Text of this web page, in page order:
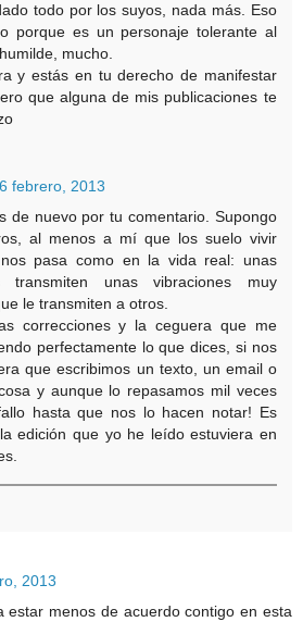
todo por los suyos, nada más. Eso
porque es un personaje tolerante al
mucho.
y estás en tu derecho de manifestar
que alguna de mis publicaciones te
febrero, 2013
de nuevo por tu comentario. Supongo
al menos a mí que los suelo vivir
nos pasa como en la vida real: unas
transmiten unas vibraciones muy
le transmiten a otros.
correcciones y la ceguera que me
perfectamente lo que dices, si nos
que escribimos un texto, un email o
y aunque lo repasamos mil veces
hasta que nos lo hacen notar! Es
edición que yo he leído estuviera en
2013
estar menos de acuerdo contigo en esta